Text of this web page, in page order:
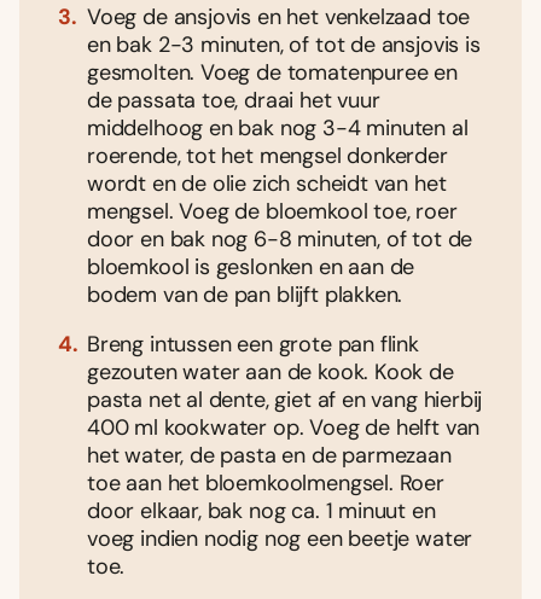
Voeg de ansjovis en het venkelzaad toe
en bak 2-3 minuten, of tot de ansjovis is
gesmolten. Voeg de tomatenpuree en
de passata toe, draai het vuur
middelhoog en bak nog 3-4 minuten al
roerende, tot het mengsel donkerder
wordt en de olie zich scheidt van het
mengsel. Voeg de bloemkool toe, roer
door en bak nog 6-8 minuten, of tot de
bloemkool is geslonken en aan de
bodem van de pan blijft plakken.
Breng intussen een grote pan flink
gezouten water aan de kook. Kook de
pasta net al dente, giet af en vang hierbij
400 ml kookwater op. Voeg de helft van
het water, de pasta en de parmezaan
toe aan het bloemkoolmengsel. Roer
door elkaar, bak nog ca. 1 minuut en
voeg indien nodig nog een beetje water
toe.